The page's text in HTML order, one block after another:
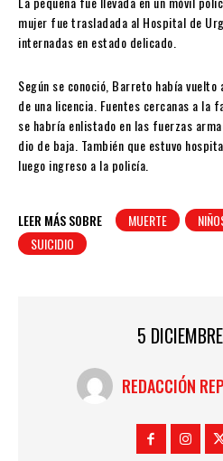
mujer fue trasladada al Hospital de
internadas en estado delicado.
Según se conoció, Barreto había
de una licencia. Fuentes cercanas a
se habría enlistado en las fuerzas
dio de baja. También que estuvo
luego ingreso a la policía.
LEER MÁS SOBRE MUERTE
SUICIDIO
5
REDACCIÓN